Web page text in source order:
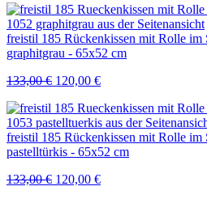
war:
133,00 €
ist:
120,00 €.
freistil 185 Rückenkissen mit Rolle im
graphitgrau - 65x52 cm
133,00€ Ursprünglicher
war:
133,00 €
120,00 €Aktueller
ist:
120,00 €.
freistil 185 Rückenkissen mit Rolle im
pastelltürkis - 65x52 cm
133,00€ Ursprünglicher
120,00 €Aktueller